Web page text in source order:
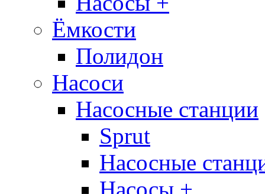
Ёмкости
Полидон
Насоси
Насосные станции
Sprut
Насосные
Насосы +